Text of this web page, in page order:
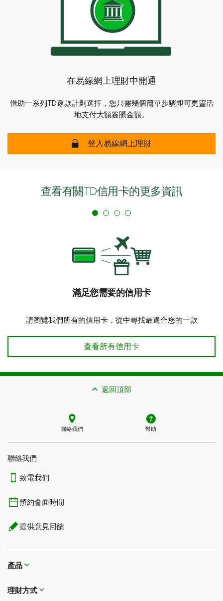
TD付款計劃是在購買完成並入賬後才接受的，而先買後
付計劃則是在購買時發起，例如在網上結賬時。
在易線網上理財中開通
借助一系列TD還款計劃選擇，您只需幾個簡單步驟即可更靈活
地支付大額簽賬金額。
登入易線網上理財
查看有關TD信用卡的更多資訊
滿足您需要的信用卡
請瀏覽我們所有的信用卡，從中尋找最適合您的一款
查看所有信用卡
返回頂部
聯絡我們 幫助
聯絡我們
致電我們
預約會面時間
提供意見回饋
產品
理財方式​​​​​​​